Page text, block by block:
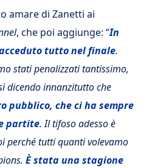
amare di Zanetti ai
, che poi aggiunge: “In
tutto nel finale.
stati penalizzati tantissimo,
dicendo innanzitutto che
pubblico, che ci ha sempre
partite. Il tifoso adesso è
perché tutti quanti volevamo
È stata una stagione